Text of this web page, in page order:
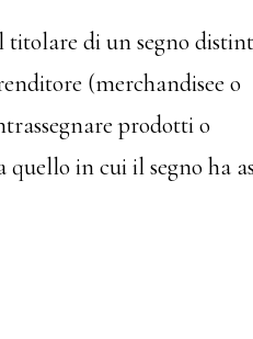
di un segno
(merchandisee o
prodotti o
in cui il segno ha